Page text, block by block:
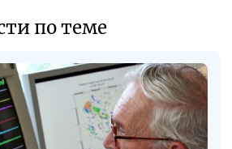
по теме